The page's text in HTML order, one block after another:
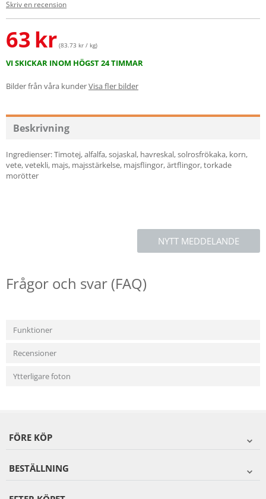
Skriv en recension
63kr (83.73 kr / kg)
VI SKICKAR INOM HÖGST 24 TIMMAR
Bilder från våra kunderVisa fler bilder
Beskrivning
Ingredienser: Timotej, alfalfa, sojaskal, havreskal, solrosfrökaka, korn,
vete, vetekli, majs, majsstärkelse, majsflingor, ärtflingor, torkade
morötter
NYTT MEDDELANDE
Frågor och svar (FAQ)
Funktioner
Recensioner
Ytterligare foton
FÖRE KÖP
BESTÄLLNING